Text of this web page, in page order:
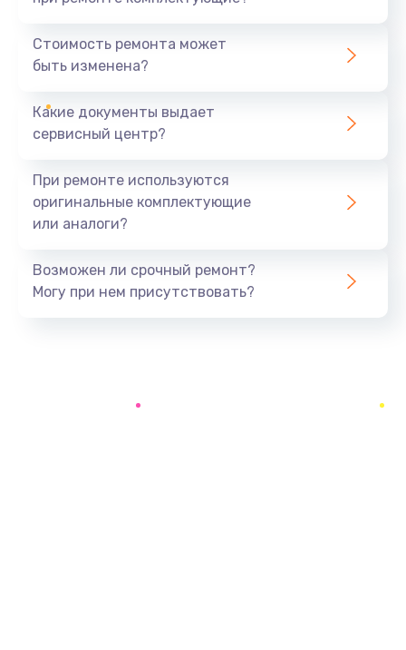
1440 руб.
Ремонт южного моста
Замена батарейки BIOS
Заказать
Стоимость ремонта может
быть изменена?
Какие документы выдает
сервисный центр?
При ремонте используются
оригинальные комплектующие
или аналоги?
Возможен ли срочный ремонт?
Могу при нем присутствовать?